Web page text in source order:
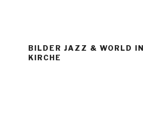
BILDER JAZZ & WORLD
KIRCHE